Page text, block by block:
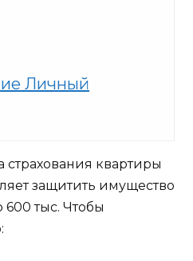
Личный
квартиры
защитить имущество
600 тыс. Чтобы